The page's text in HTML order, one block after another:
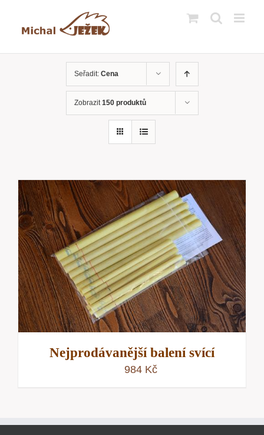
Seřadit: Cena
Zobrazit150 produktů
Nejprodávanější balení svící
984 Kč